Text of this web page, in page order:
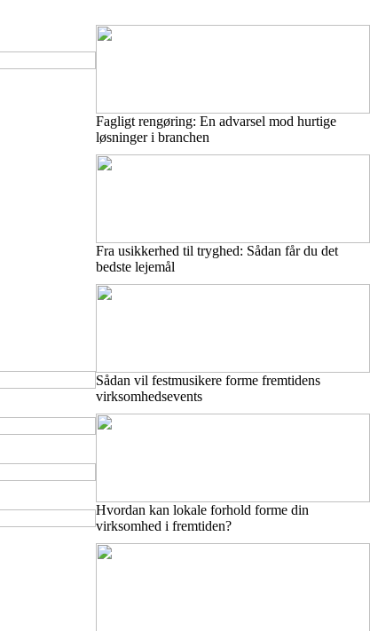
Fagligt rengøring: En advarsel mod hurtige
løsninger i branchen
Fra usikkerhed til tryghed: Sådan får du det
bedste lejemål
Sådan vil festmusikere forme fremtidens
virksomhedsevents
Hvordan kan lokale forhold forme din
virksomhed i fremtiden?